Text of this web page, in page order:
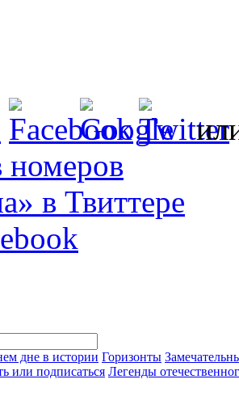
в Твиттере
дне в истории Горизонты
или подписаться Легенды